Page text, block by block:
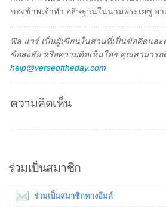
ของข้าพเจ้าทำ อธิษฐานในนามพระเยซู อา
ฟิล แวร์ เป็นผู้เขียนในส่วนที่เป็นข้อคิดแล
ข้อสงสัย หรือความคิดเห็นใดๆ คุณสามารถ
help@verseoftheday.com
ความคิดเห็น
ร่วมเป็นสมาชิก
ร่วมเป็นสมาชิกทางอีมล์